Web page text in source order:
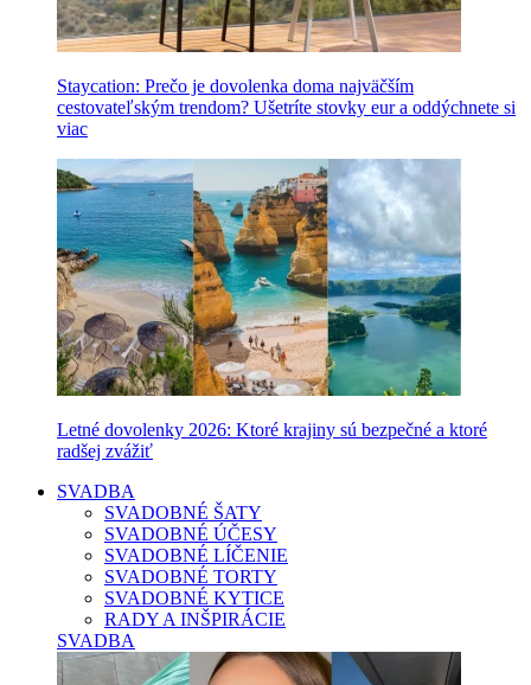
Staycation: Prečo je dovolenka doma najväčším
cestovateľským trendom? Ušetríte stovky eur a oddýchnete si
viac
Letné dovolenky 2026: Ktoré krajiny sú bezpečné a ktoré
radšej zvážiť
SVADBA
SVADOBNÉ ŠATY
SVADOBNÉ ÚČESY
SVADOBNÉ LÍČENIE
SVADOBNÉ TORTY
SVADOBNÉ KYTICE
RADY A INŠPIRÁCIE
SVADBA